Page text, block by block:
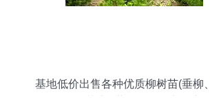
基地低价出售各种优质柳树苗(垂柳